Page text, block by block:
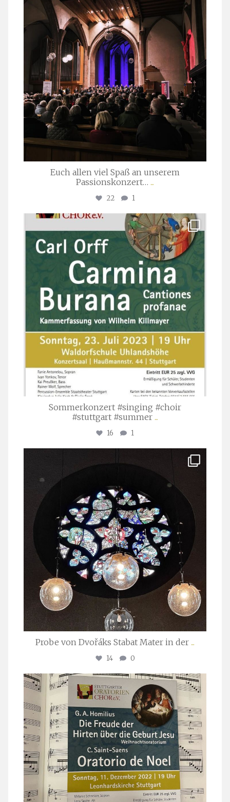
Euch allen viel Spaß an unserem
Passionskonzert… ...
22 1
stuttgarter_oratorienchor
Juli 22
Sommerkonzert #singing #choir
#stuttgart #summer ...
16 1
Apr. 1
Probe von Dvořáks Stabat Mater in der ...
14 0
stuttgarter_oratorienchor
Nov. 29